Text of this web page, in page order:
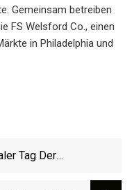
Gemeinsam betreiben
FS Welsford Co., einen
in Philadelphia und
Tag Der